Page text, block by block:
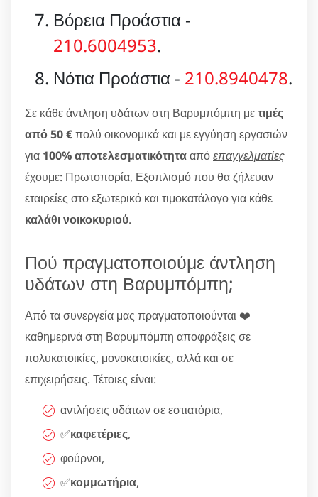
Βόρεια Προάστια -
210.6004953.
Νότια Προάστια - 210.8940478.
Σε κάθε άντληση υδάτων στη Βαρυμπόμπη μετιμές
από 50 €πολύ οικονομικά και με εγγύηση εργασιών
για 100% αποτελεσματικότητααπόεπαγγελματίες
έχουμε: Πρωτοπορία, Εξοπλισμό που θα ζήλευαν
εταιρείες στο εξωτερικό και τιμοκατάλογο για κάθε
καλάθι νοικοκυριού.
Πού πραγματοποιούμε άντληση
υδάτων στη Βαρυμπόμπη;
Από τα συνεργεία μας πραγματοποιούνται ❤️
καθημερινά στη Βαρυμπόμπη αποφράξεις σε
πολυκατοικίες, μονοκατοικίες, αλλά και σε
επιχειρήσεις. Τέτοιες είναι:
αντλήσεις υδάτων σε εστιατόρια,
✅καφετέριες,
φούρνοι,
✅κομμωτήρια,